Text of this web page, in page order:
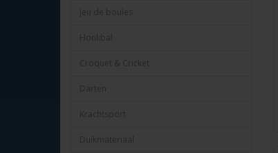
Jeu de boules
Honkbal
Croquet & Cricket
Darten
Krachtsport
Duikmateriaal